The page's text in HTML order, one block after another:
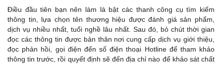
Điều đầu tiên bạn nên làm là bật các thanh công cụ tìm kiếm
thông tin, lựa chọn tên thương hiệu được đánh giá sản phẩm,
dịch vụ nhiều nhất, tuổi nghề lâu nhất. Sau đó, bỏ chút thời gian
đọc các thông tin được bản thân nơi cung cấp dịch vụ giới thiệu,
đọc phản hồi, gọi điện đến số điện thoại Hotline để tham khảo
thông tin trước, rồi quyết định sẽ đến địa chỉ nào để khảo sát chất